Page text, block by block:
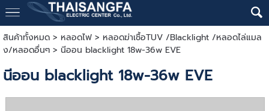
สินค้าทั้งหมด> หลอดไฟ> หลอดฆ่าเชื้อTUV /Blacklight /หลอดไล่แมล
ง/หลอดอื่นๆ> นีออน blacklight 18w-36w EVE
นีออน blacklight 18w-36w EVE